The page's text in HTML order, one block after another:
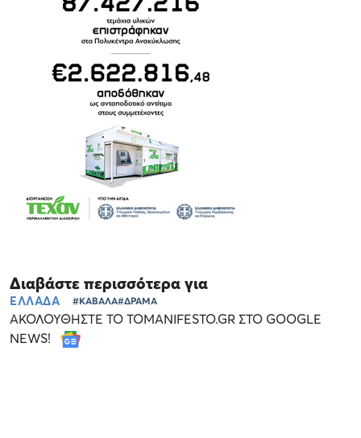
Διαβάστε περισσότερα για
ΕΛΛΑΔΑ #ΚΑΒΑΛΑ#ΔΡΑΜΑ
ΑΚΟΛΟΥΘΗΣΤΕ ΤΟ TOMANIFESTO.GR ΣΤΟ GOOGLE
NEWS!